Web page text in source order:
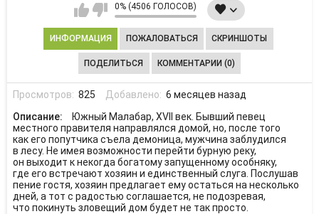
0% (4506 ГОЛОСОВ)
ИНФОРМАЦИЯ ПОЖАЛОВАТЬСЯ СКРИНШОТЫ
ПОДЕЛИТЬСЯ КОММЕНТАРИИ (0)
Просмотров: 825 Добавлено: 6 месяцев назад
Описание:
Южный Малабар, XVII век. Бывший певец
местного правителя направлялся домой, но, после того
как его попутчика съела демоница, мужчина заблудился
в лесу. Не имея возможности перейти бурную реку,
он выходит к некогда богатому запущенному особняку,
где его встречают хозяин и единственный слуга. Послушав
пение гостя, хозяин предлагает ему остаться на несколько
дней, а тот с радостью соглашается, не подозревая,
что покинуть зловещий дом будет не так просто.